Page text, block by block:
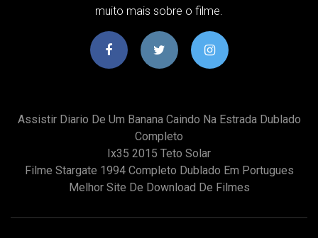
muito mais sobre o filme.
Assistir Diario De Um Banana Caindo Na Estrada Dublado
Completo
Ix35 2015 Teto Solar
Filme Stargate 1994 Completo Dublado Em Portugues
Melhor Site De Download De Filmes